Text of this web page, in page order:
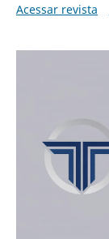
Acessar revista